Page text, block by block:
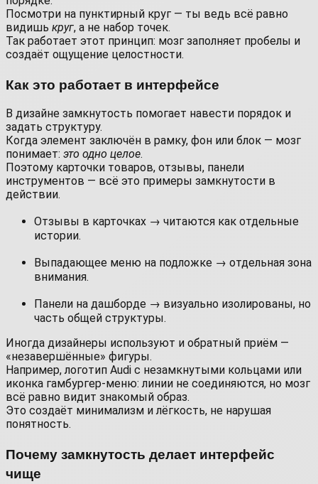
Посмотри на пунктирный круг — ты ведь всё равно
видишь круг, а не набор точек.
Так работает этот принцип: мозг заполняет пробелы и
создаёт ощущение целостности.
Как это работает в интерфейсе
В дизайне замкнутость помогает навести порядок и
задать структуру.
Когда элемент заключён в рамку, фон или блок — мозг
понимает: это одно целое.
Поэтому карточки товаров, отзывы, панели
инструментов — всё это примеры замкнутости в
действии.
Отзывы в карточках → читаются как отдельные
истории.
Выпадающее меню на подложке → отдельная зона
внимания.
Панели на дашборде → визуально изолированы, но
часть общей структуры.
Иногда дизайнеры используют и обратный приём —
«незавершённые» фигуры.
Например, логотип Audi с незамкнутыми кольцами или
иконка гамбургер-меню: линии не соединяются, но мозг
всё равно видит знакомый образ.
Это создаёт минимализм и лёгкость, не нарушая
понятность.
Почему замкнутость делает интерфейс
чище